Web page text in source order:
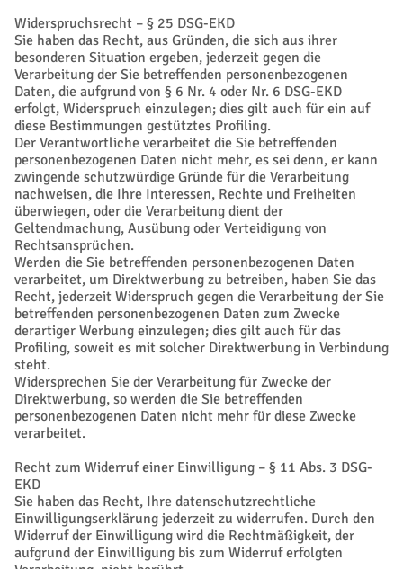
Widerspruchsrecht – § 25 DSG-EKD
Sie haben das Recht, aus Gründen, die sich aus ihrer
besonderen Situation ergeben, jederzeit gegen die
Verarbeitung der Sie betreffenden personenbezogenen
Daten, die aufgrund von § 6 Nr. 4 oder Nr. 6 DSG-EKD
erfolgt, Widerspruch einzulegen; dies gilt auch für ein auf
diese Bestimmungen gestütztes Profiling.
Der Verantwortliche verarbeitet die Sie betreffenden
personenbezogenen Daten nicht mehr, es sei denn, er kann
zwingende schutzwürdige Gründe für die Verarbeitung
nachweisen, die Ihre Interessen, Rechte und Freiheiten
überwiegen, oder die Verarbeitung dient der
Geltendmachung, Ausübung oder Verteidigung von
Rechtsansprüchen.
Werden die Sie betreffenden personenbezogenen Daten
verarbeitet, um Direktwerbung zu betreiben, haben Sie das
Recht, jederzeit Widerspruch gegen die Verarbeitung der Sie
betreffenden personenbezogenen Daten zum Zwecke
derartiger Werbung einzulegen; dies gilt auch für das
Profiling, soweit es mit solcher Direktwerbung in Verbindung
steht.
Widersprechen Sie der Verarbeitung für Zwecke der
Direktwerbung, so werden die Sie betreffenden
personenbezogenen Daten nicht mehr für diese Zwecke
verarbeitet.
Recht zum Widerruf einer Einwilligung – § 11 Abs. 3 DSG-
EKD
Sie haben das Recht, Ihre datenschutzrechtliche
Einwilligungserklärung jederzeit zu widerrufen. Durch den
Widerruf der Einwilligung wird die Rechtmäßigkeit, der
aufgrund der Einwilligung bis zum Widerruf erfolgten